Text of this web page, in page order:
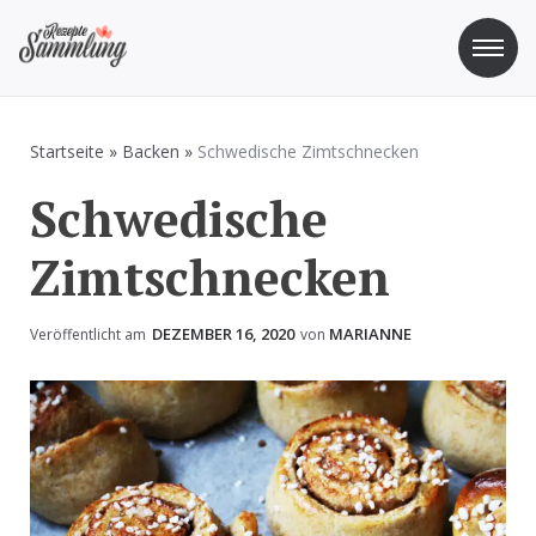
Inhalt
Startseite » Backen » Schwedische Zimtschnecken
Schwedische
Zimtschnecken
Veröffentlicht am DEZEMBER 16, 2020 von MARIANNE